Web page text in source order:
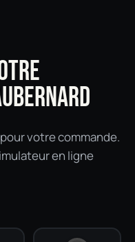
votre commande.
en ligne